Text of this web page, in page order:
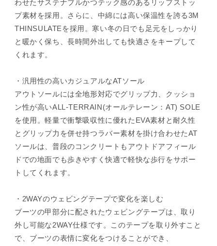
わせたサステナブルかつテック感のあるリップストッ
プ素材を採用。さらに、中綿には高い保温性を誇る3M
THINSULATEを採用。寒い冬の日でも足元をしっかり
と暖かく保ち、長時間外出しても快適さをキープして
くれます。
・汎用性の高いカジュアルなATソール
アウトソールには全地形対応でグリップ力、クッショ
ン性が高いALL-TERRAIN(オールテレーン：AT) SOLE
を使用。軽量で衝撃吸収性に優れたEVA素材と耐久性
とグリップ力を併せ持つラバー素材を掛け合わせたAT
ソールは、普段のコンクリートもアウトドアフィール
ドでの地面でも歩きやすく快適で軽快な歩行をサポー
トしてくれます。
・2WAYのウェビングテープで変化を楽しむ
ブーツの甲部分に配されたウェビングテープは、取り
外し可能な2WAY仕様です。このテープを取り外すこと
で、ブーツの表情に変化をつけることができ、